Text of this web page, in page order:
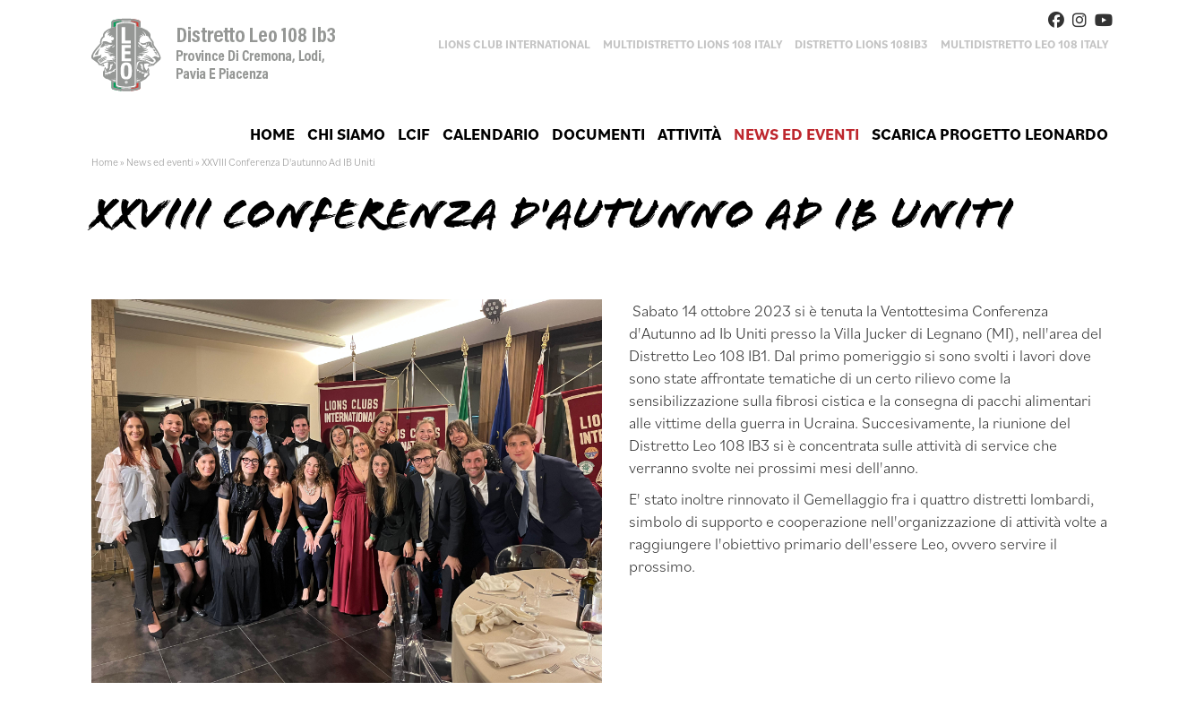
LIONS CLUB INTERNATIONAL MULTIDISTRETTO LIONS 108 ITALY DISTRETTO LIONS 108IB3 MULTIDISTRETTO LEO 108 ITALY
HOME CHI SIAMO LCIF CALENDARIO DOCUMENTI ATTIVITÀ NEWS ED EVENTI SCARICA PROGETTO LEONARDO
Home» News ed eventi » XXVIII Conferenza D'autunno Ad IB Uniti
XXVIII CONFERENZA D'AUTUNNO AD IB UNITI
Sabato 14 ottobre 2023 si è tenuta la Ventottesima Conferenza
d'Autunno ad Ib Uniti presso la Villa Jucker di Legnano (MI), nell'area del
Distretto Leo 108 IB1. Dal primo pomeriggio si sono svolti i lavori dove
sono state affrontate tematiche di un certo rilievo come la
sensibilizzazione sulla fibrosi cistica e la consegna di pacchi alimentari
alle vittime della guerra in Ucraina. Succesivamente, la riunione del
Distretto Leo 108 IB3 si è concentrata sulle attività di service che
verranno svolte nei prossimi mesi dell'anno.
E' stato inoltre rinnovato il Gemellaggio fra i quattro distretti lombardi,
simbolo di supporto e cooperazione nell'organizzazione di attività volte a
raggiungere l'obiettivo primario dell'essere Leo, ovvero servire il
prossimo.